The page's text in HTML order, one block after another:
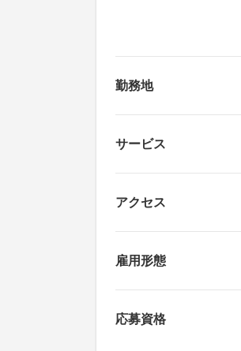
勤務地
サービス
アクセス
雇用形態
応募資格